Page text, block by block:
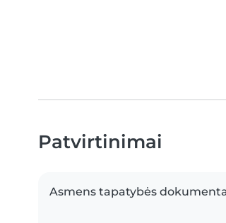
Patvirtinimai
Asmens tapatybės